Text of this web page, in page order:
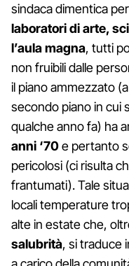
sindaca dimentica
laboratori di arte,
l’aula magna, tutti
non fruibili dalle
il piano ammezzato
secondo piano in cui
qualche anno fa) ha
anni ‘70e pertanto
pericolosi (ci risulta
frantumati). Tale
locali temperature
alte in estate che,
salubrità, si traduce